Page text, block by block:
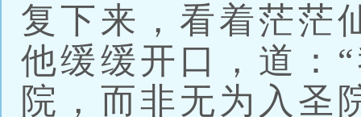
复下来，看着茫茫
他缓缓开口，道：
院，而非无为入圣